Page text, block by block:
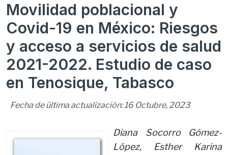
Movilidad poblacional y
Covid-19 en México: Riesgos
y acceso a servicios de salud
2021-2022. Estudio de caso
en Tenosique, Tabasco
Fecha de última actualización: 16 Octubre, 2023
Diana Socorro Gómez-
López, Esther Karina